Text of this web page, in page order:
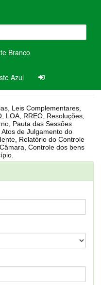
Branco
Azul
Resoluções,
Pauta das Sessões
de Julgamento do